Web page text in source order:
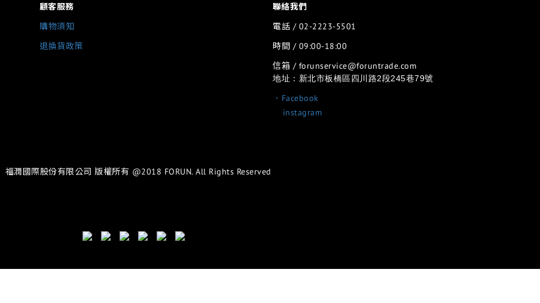
顧客服務
購物須知
退換貨政策
聯絡我們
電話 / 02-2223-5501
時間 / 09:00-18:00
信箱 / forunservice@foruntrade.com
地址：新北市板橋區四川路2段245巷79號
．Facebook
instagram
福潤國際股份有限公司 版權所有 @2018 FORUN. All Rights Reserved